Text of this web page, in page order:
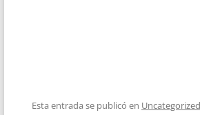
Esta entrada se publicó en Uncategorized